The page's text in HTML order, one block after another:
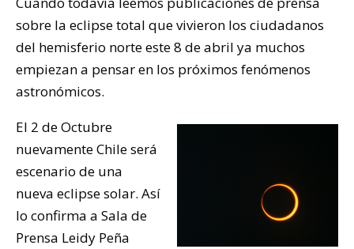
sobre la eclipse total que vivieron los ciudadanos
del hemisferio norte este 8 de abril ya muchos
empiezan a pensar en los próximos fenómenos
astronómicos.
El 2 de Octubre
nuevamente Chile será
escenario de una
nueva eclipse solar. Así
lo confirma a Sala de
Prensa Leidy Peña